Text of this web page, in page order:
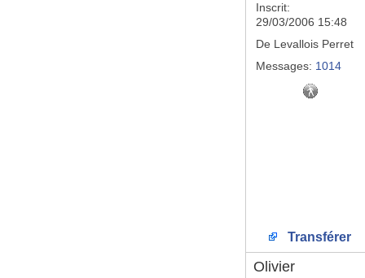
Inscrit:
29/03/2006 15:48
De Levallois Perret
Messages: 1014
Transférer
Olivier